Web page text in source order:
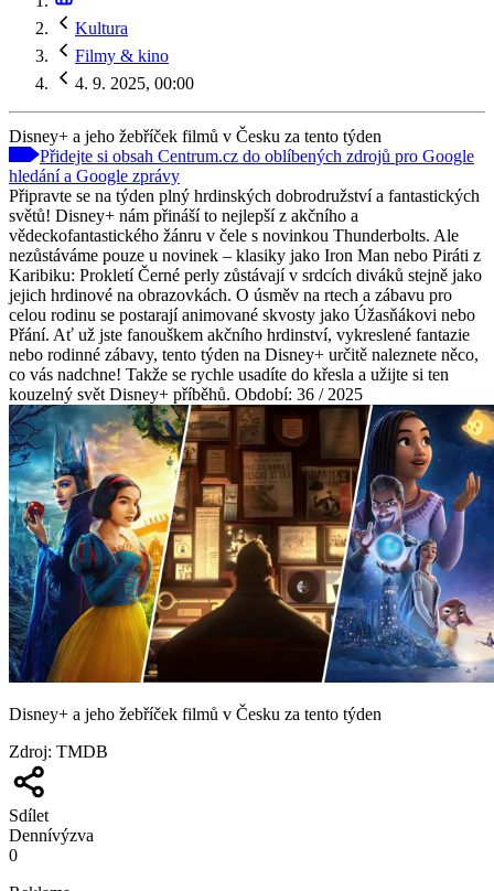
Kultura
Filmy & kino
4. 9. 2025, 00:00
Disney+ a jeho žebříček filmů v Česku za tento týden
Přidejte si obsah Centrum.cz do oblíbených zdrojů pro Google
hledání a Google zprávy
Připravte se na týden plný hrdinských dobrodružství a fantastických
světů! Disney+ nám přináší to nejlepší z akčního a
vědeckofantastického žánru v čele s novinkou Thunderbolts. Ale
nezůstáváme pouze u novinek – klasiky jako Iron Man nebo Piráti z
Karibiku: Prokletí Černé perly zůstávají v srdcích diváků stejně jako
jejich hrdinové na obrazovkách. O úsměv na rtech a zábavu pro
celou rodinu se postarají animované skvosty jako Úžasňákovi nebo
Přání. Ať už jste fanouškem akčního hrdinství, vykreslené fantazie
nebo rodinné zábavy, tento týden na Disney+ určitě naleznete něco,
co vás nadchne! Takže se rychle usadíte do křesla a užijte si ten
kouzelný svět Disney+ příběhů. Období: 36 / 2025
Disney+ a jeho žebříček filmů v Česku za tento týden
Zdroj: TMDB
Sdílet
Dennívýzva
0